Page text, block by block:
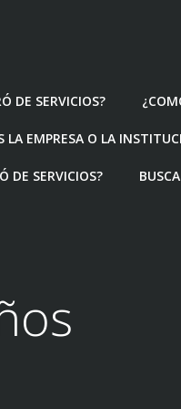
DE SERVICIOS?
LA EMPRESA O LA
DE SERVICIOS?